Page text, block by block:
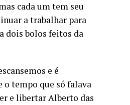
cada um tem seu
a trabalhar para
dois bolos feitos da
e é
o tempo que só falava
e libertar Alberto das